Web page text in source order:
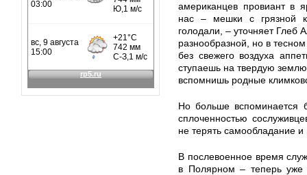
американцев провиант в
нас – мешки с грязной
голодали, – уточняет Глеб
разнообразной, но в
без свежего воздуха
ступаешь на твердую
вспомнишь родные
Но больше вспоминается
сплоченностью
не терять самообладание
В послевоенное время
в Полярном – теперь уже